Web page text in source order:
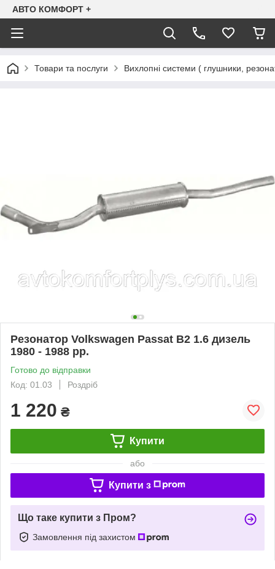
АВТО КОМФОРТ +
Товари та послуги Вихлопні системи ( глушники,
Резонатор Volkswagen Passat B2 1.6 дизель
1980 - 1988 рр.
Готово до відправки
Код: 01.03
Роздріб
1 220 ₴
Купити
або
Купити з
Що таке купити з Пром?
Замовлення під захистом